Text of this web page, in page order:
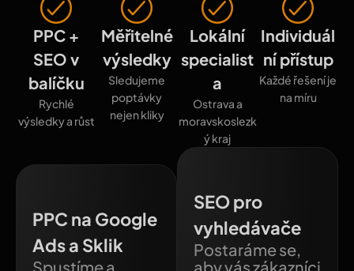
PPC +
SEO v
balíčku
Rychlé
výsledky a růst
Měřitelné
výsledky
Sledujeme
poptávky
nejen kliky
Lokální
specialist
a
Ostrava a
moravskoslezk
ý kraj
Individuál
ní přístup
Každé řešení je
na míru
PPC na Google
Ads a Sklik
Spustíme a
SEO pro
vyhledávače
Postaráme se,
aby vás zákazníci